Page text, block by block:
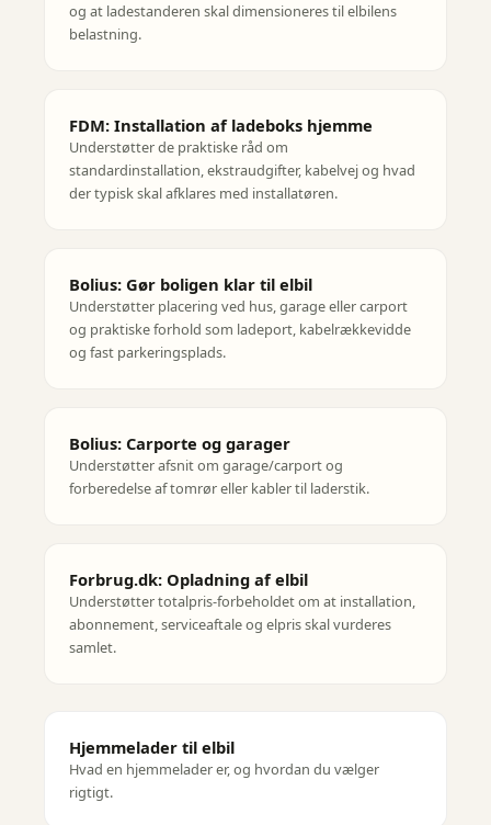
og at ladestanderen skal dimensioneres til elbilens
belastning.
FDM: Installation af ladeboks hjemme
Understøtter de praktiske råd om
standardinstallation, ekstraudgifter, kabelvej og hvad
der typisk skal afklares med installatøren.
Bolius: Gør boligen klar til elbil
Understøtter placering ved hus, garage eller carport
og praktiske forhold som ladeport, kabelrækkevidde
og fast parkeringsplads.
Bolius: Carporte og garager
Understøtter afsnit om garage/carport og
forberedelse af tomrør eller kabler til laderstik.
Forbrug.dk: Opladning af elbil
Understøtter totalpris-forbeholdet om at installation,
abonnement, serviceaftale og elpris skal vurderes
samlet.
Hjemmelader til elbil
Hvad en hjemmelader er, og hvordan du vælger
rigtigt.